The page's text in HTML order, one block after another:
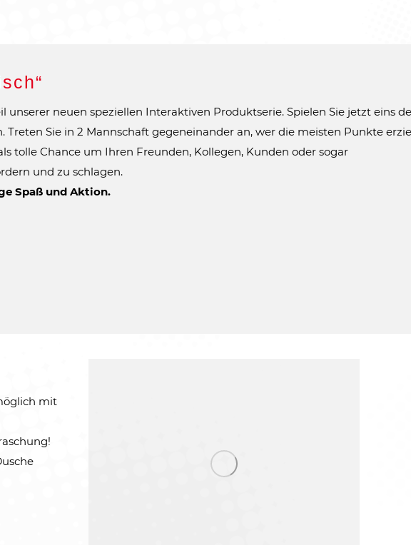
unserer neuen speziellen Interaktiven Produktserie. Spielen Sie jetzt eins
Treten Sie in 2 Mannschaft gegeneinander an, wer die meisten Punkte
tolle Chance um Ihren Freunden, Kollegen, Kunden oder sogar
und zu schlagen.
Spaß und Aktion.
mit